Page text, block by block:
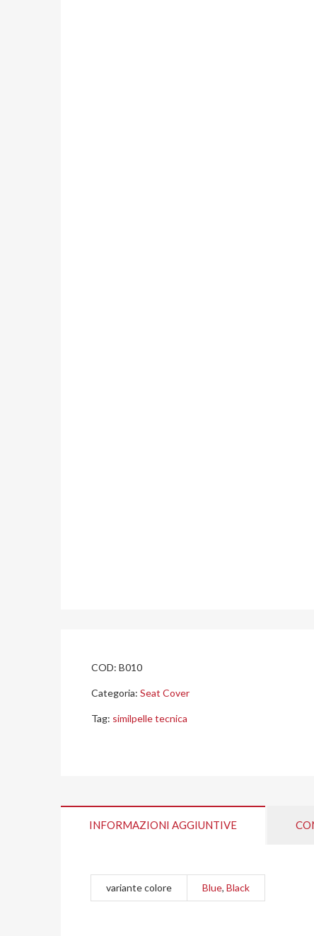
COD: B010
Categoria: Seat Cover
Tag: similpelle tecnica
INFORMAZIONI AGGIUNTIVE
variante colore Blue, Black